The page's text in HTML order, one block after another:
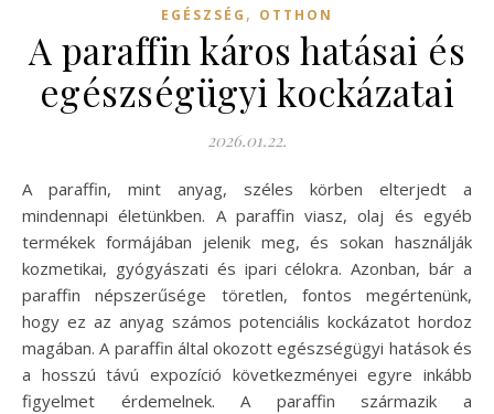
EGÉSZSÉG , OTTHON
A paraffin káros hatásai és
egészségügyi kockázatai
2026.01.22.
A paraffin, mint anyag, széles körben elterjedt a
mindennapi életünkben. A paraffin viasz, olaj és egyéb
termékek formájában jelenik meg, és sokan használják
kozmetikai, gyógyászati és ipari célokra. Azonban, bár a
paraffin népszerűsége töretlen, fontos megértenünk,
hogy ez az anyag számos potenciális kockázatot hordoz
magában. A paraffin által okozott egészségügyi hatások és
a hosszú távú expozíció következményei egyre inkább
figyelmet érdemelnek. A paraffin származik a